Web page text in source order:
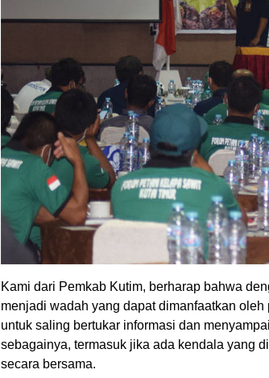
Kami dari Pemkab Kutim, berharap bahwa
menjadi wadah yang dapat dimanfaatkan
untuk saling bertukar informasi dan
sebagainya, termasuk jika ada kendala yang
secara bersama.